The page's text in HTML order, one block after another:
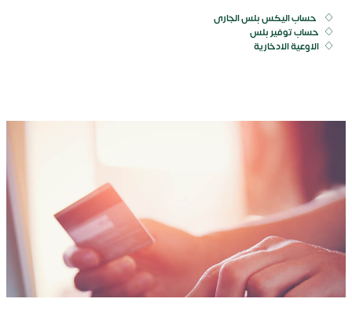
حساب اليكس بلس الجارى
حساب توفير بلس
الاوعية الادخارية